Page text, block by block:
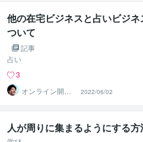
他の在宅ビジネスと占いビジネ
ついて
記事
占い
3
オンライン開運
ビジネスアドバ
イザー＠志念
2022/06/02
人が周りに集まるようにする方